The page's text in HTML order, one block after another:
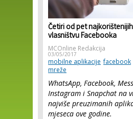
Četiri od pet
vlasništvu Facebooka
MCOnline Redakcija
03/05/2017
mobilne aplikacije facebook
mreže
WhatsApp, Facebook,
Instagram i Snapchat na
najviše preuzimanih
mjeseca ove godine.